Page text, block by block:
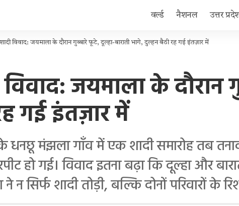
वर्ल्ड नैशनल उत्तर
विवाद: जयमाला के दौरान गुब्बारे फूटे, दूल्हा-बाराती भागे, दुल्हन बैठी रह गई इंतज़ार में
जयमाला के दौरान
गई इंतज़ार में
मंझला गाँव में एक शादी समारोह तब
हो गई। विवाद इतना बढ़ा कि दूल्हा और
न सिर्फ शादी तोड़ी, बल्कि दोनों परिवारों के